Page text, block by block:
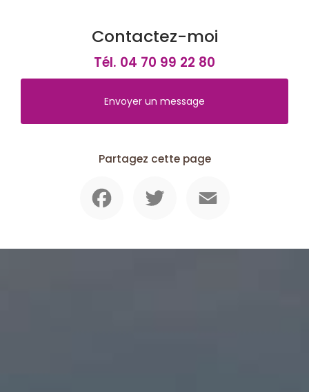
Contactez-moi
Tél. 04 70 99 22 80
Envoyer un message
Partagez cette page